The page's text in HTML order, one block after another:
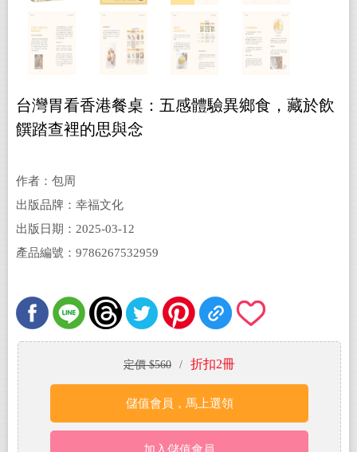
台灣胃看香港餐桌：五感體驗異鄉食，藏於飲
饌踏查裡的思與念
作者：包周
出版品牌：幸福文化
出版日期：2025-03-12
產品編號：9786267532959
定價 $560 / 折扣2冊
儲值會員，馬上選領